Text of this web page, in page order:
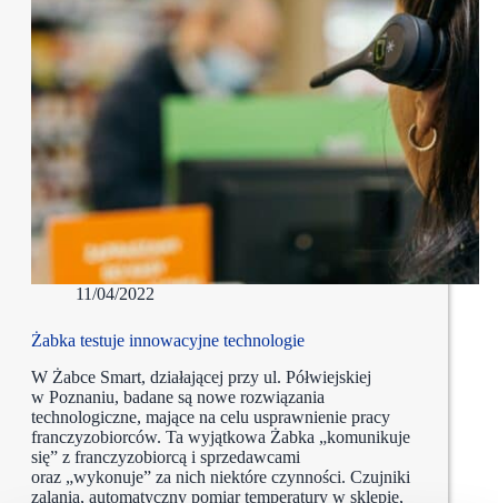
11/04/2022
Żabka testuje innowacyjne technologie
W Żabce Smart, działającej przy ul. Półwiejskiej
w Poznaniu, badane są nowe rozwiązania
technologiczne, mające na celu usprawnienie pracy
franczyzobiorców. Ta wyjątkowa Żabka „komunikuje
się” z franczyzobiorcą i sprzedawcami
oraz „wykonuje” za nich niektóre czynności. Czujniki
zalania, automatyczny pomiar temperatury w sklepie,